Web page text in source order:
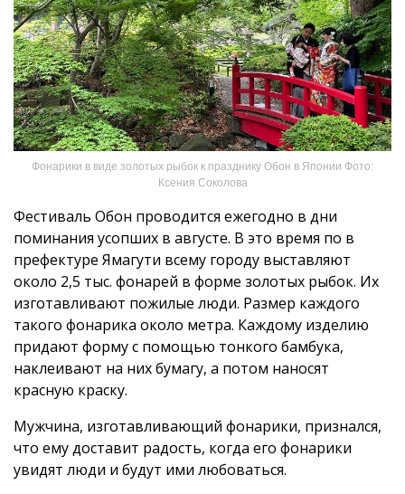
Фонарики в виде золотых рыбок к празднику Обон в Японии Фото:
Ксения Соколова
Фестиваль Обон проводится ежегодно в дни
поминания усопших в августе. В это время по в
префектуре Ямагути всему городу выставляют
около 2,5 тыс. фонарей в форме золотых рыбок. Их
изготавливают пожилые люди. Размер каждого
такого фонарика около метра. Каждому изделию
придают форму с помощью тонкого бамбука,
наклеивают на них бумагу, а потом наносят
красную краску.
Мужчина, изготавливающий фонарики, признался,
что ему доставит радость, когда его фонарики
увидят люди и будут ими любоваться.